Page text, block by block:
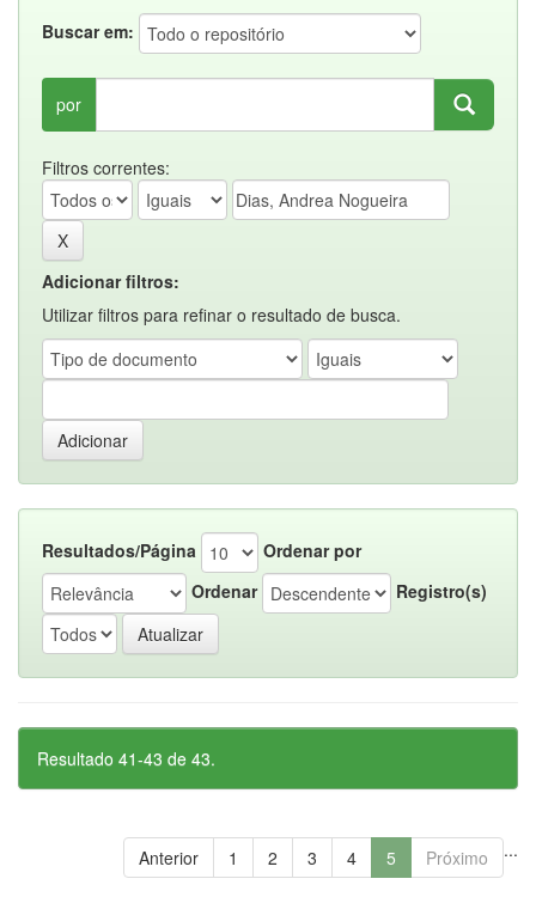
Buscar em:
por
Filtros correntes:
Adicionar filtros:
Utilizar filtros para refinar o resultado de busca.
Resultados/Página
Ordenar por
Ordenar
Registro(s)
Resultado 41-43 de 43.
Anterior 1 ...
2 3 4 5 Próximo